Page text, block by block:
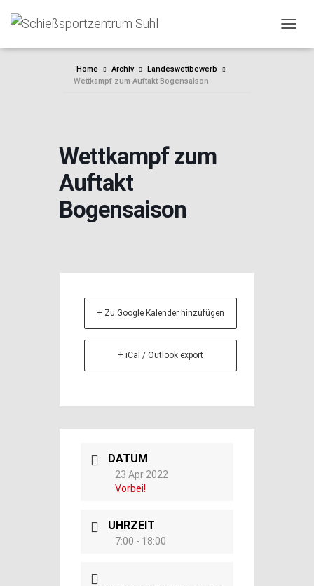
Home Archiv
Landeswettbewerb
Wettkampf zum Auftakt Bogensaison
Wettkampf zum
Auftakt
Bogensaison
+ Zu Google Kalender hinzufügen
+ iCal / Outlook export
DATUM
23 Apr 2022
Vorbei!
UHRZEIT
7:00 - 18:00